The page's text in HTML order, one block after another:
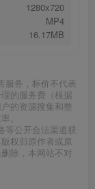
1280x720
MP4
16.17MB
服务，标价不代表
的服务费（根据
的资源搜集和整
。
等公开合法渠道获
权归原作者或原
除，本网站不对